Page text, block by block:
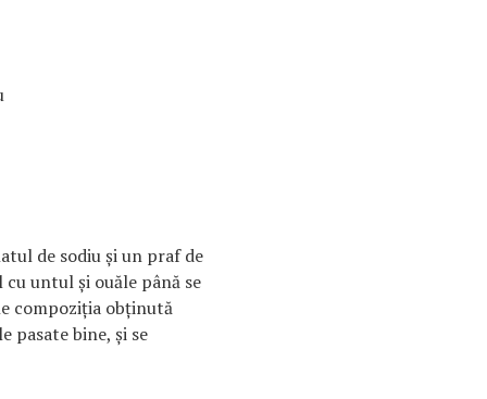
de sodiu și un praf de
cu untul și ouăle până se
compoziția obținută
pasate bine, și se